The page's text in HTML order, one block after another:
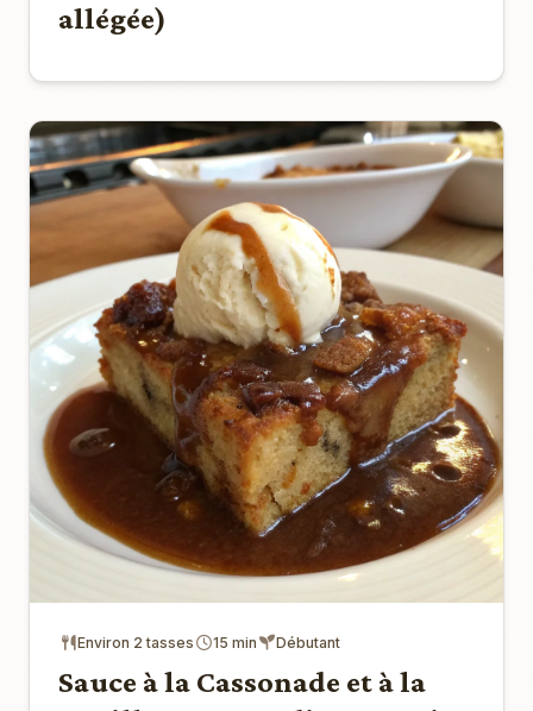
allégée)
Environ 2 tasses 15 min Débutant
Sauce à la Cassonade et à la